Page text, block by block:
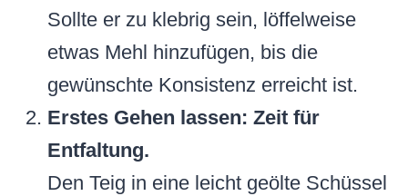
Sollte er zu klebrig sein, löffelweise
etwas Mehl hinzufügen, bis die
gewünschte Konsistenz erreicht ist.
Erstes Gehen lassen: Zeit für
Entfaltung.
Den Teig in eine leicht geölte Schüssel